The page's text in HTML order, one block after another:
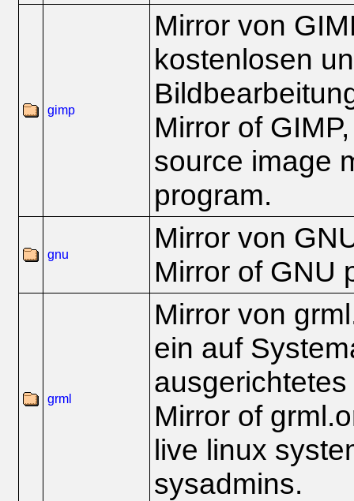
gimp
Mirror von
kostenlosen
Mirror of
source image
program.
gnu
Mirror von
Mirror of GNU
grml
Mirror von
ein auf
Mirror of
live linux
sysadmins.